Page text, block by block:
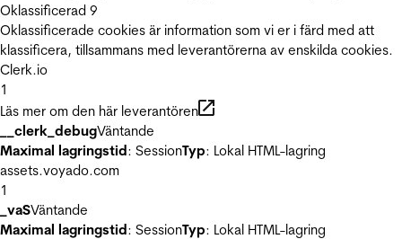
Oklassificerad 9
Oklassificerade cookies är information som vi er i färd med att
klassificera, tillsammans med leverantörerna av enskilda cookies.
Clerk.io
1
Läs mer om den här leverantören
__clerk_debugVäntande
Maximal lagringstid: SessionTyp: Lokal HTML-lagring
assets.voyado.com
1
_vaSVäntande
Maximal lagringstid: SessionTyp: Lokal HTML-lagring